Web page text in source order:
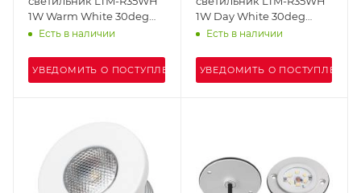
1W Warm White 30deg
(Arlight, IP40 Металл, 3
Есть в наличии
УВЕДОМИТЬ О ПОСТУПЛЕНИИ
1W Day White 30deg
(Arlight, IP40 Металл, 3
Есть в наличии
УВЕДОМИТЬ О ПОСТУПЛЕНИИ